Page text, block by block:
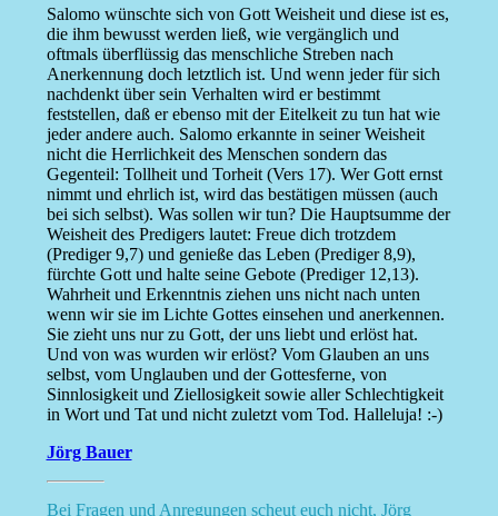
Salomo wünschte sich von Gott Weisheit und diese ist es,
die ihm bewusst werden ließ, wie vergänglich und
oftmals überflüssig das menschliche Streben nach
Anerkennung doch letztlich ist. Und wenn jeder für sich
nachdenkt über sein Verhalten wird er bestimmt
feststellen, daß er ebenso mit der Eitelkeit zu tun hat wie
jeder andere auch. Salomo erkannte in seiner Weisheit
nicht die Herrlichkeit des Menschen sondern das
Gegenteil: Tollheit und Torheit (Vers 17). Wer Gott ernst
nimmt und ehrlich ist, wird das bestätigen müssen (auch
bei sich selbst). Was sollen wir tun? Die Hauptsumme der
Weisheit des Predigers lautet: Freue dich trotzdem
(Prediger 9,7) und genieße das Leben (Prediger 8,9),
fürchte Gott und halte seine Gebote (Prediger 12,13).
Wahrheit und Erkenntnis ziehen uns nicht nach unten
wenn wir sie im Lichte Gottes einsehen und anerkennen.
Sie zieht uns nur zu Gott, der uns liebt und erlöst hat.
Und von was wurden wir erlöst? Vom Glauben an uns
selbst, vom Unglauben und der Gottesferne, von
Sinnlosigkeit und Ziellosigkeit sowie aller Schlechtigkeit
in Wort und Tat und nicht zuletzt vom Tod. Halleluja! :-)
Jörg Bauer
Bei Fragen und Anregungen scheut euch nicht, Jörg